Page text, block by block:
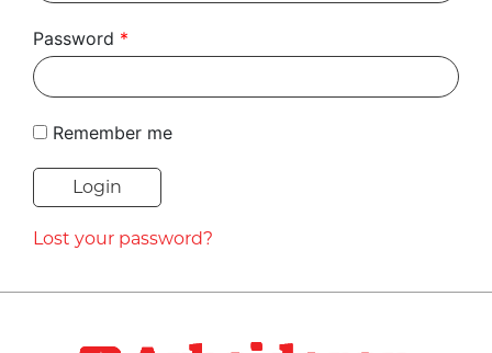
DEBAT
TIL
NAVNE
HISTORIE
TEORI
Password *
Remember me
Lost your password?